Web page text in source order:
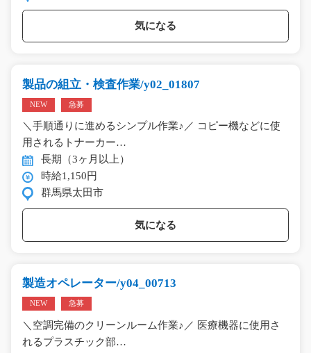
気になる
製品の組立・検査作業/y02_01807
NEW 急募
＼手順通りに進めるシンプル作業♪／ コピー機などに使
用されるトナーカー…
長期（3ヶ月以上）
時給1,150円
群馬県太田市
気になる
製造オペレーター/y04_00713
NEW 急募
＼空調完備のクリーンルーム作業♪／ 医療機器に使用さ
れるプラスチック部…